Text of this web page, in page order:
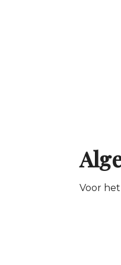
Voor
klaar!
BEGREPEN